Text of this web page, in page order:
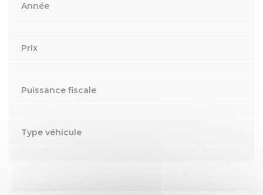
Année
Prix
Puissance fiscale
Type véhicule